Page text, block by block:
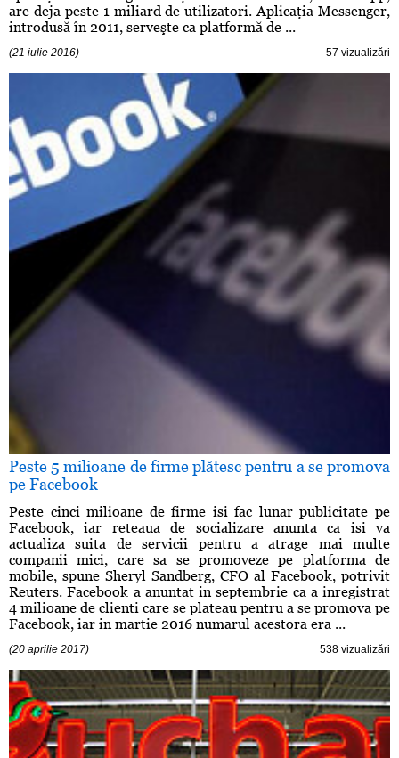
are deja peste 1 miliard de utilizatori. Aplicaţia Messenger,
introdusă în 2011, serveşte ca platformă de ...
(21 iulie 2016) 57 vizualizări
Peste 5 milioane de firme plătesc pentru a se promova
pe Facebook
Peste cinci milioane de firme isi fac lunar publicitate pe
Facebook, iar reteaua de socializare anunta ca isi va
actualiza suita de servicii pentru a atrage mai multe
companii mici, care sa se promoveze pe platforma de
mobile, spune Sheryl Sandberg, CFO al Facebook, potrivit
Reuters. Facebook a anuntat in septembrie ca a inregistrat
4 milioane de clienti care se plateau pentru a se promova pe
Facebook, iar in martie 2016 numarul acestora era ...
(20 aprilie 2017) 538 vizualizări